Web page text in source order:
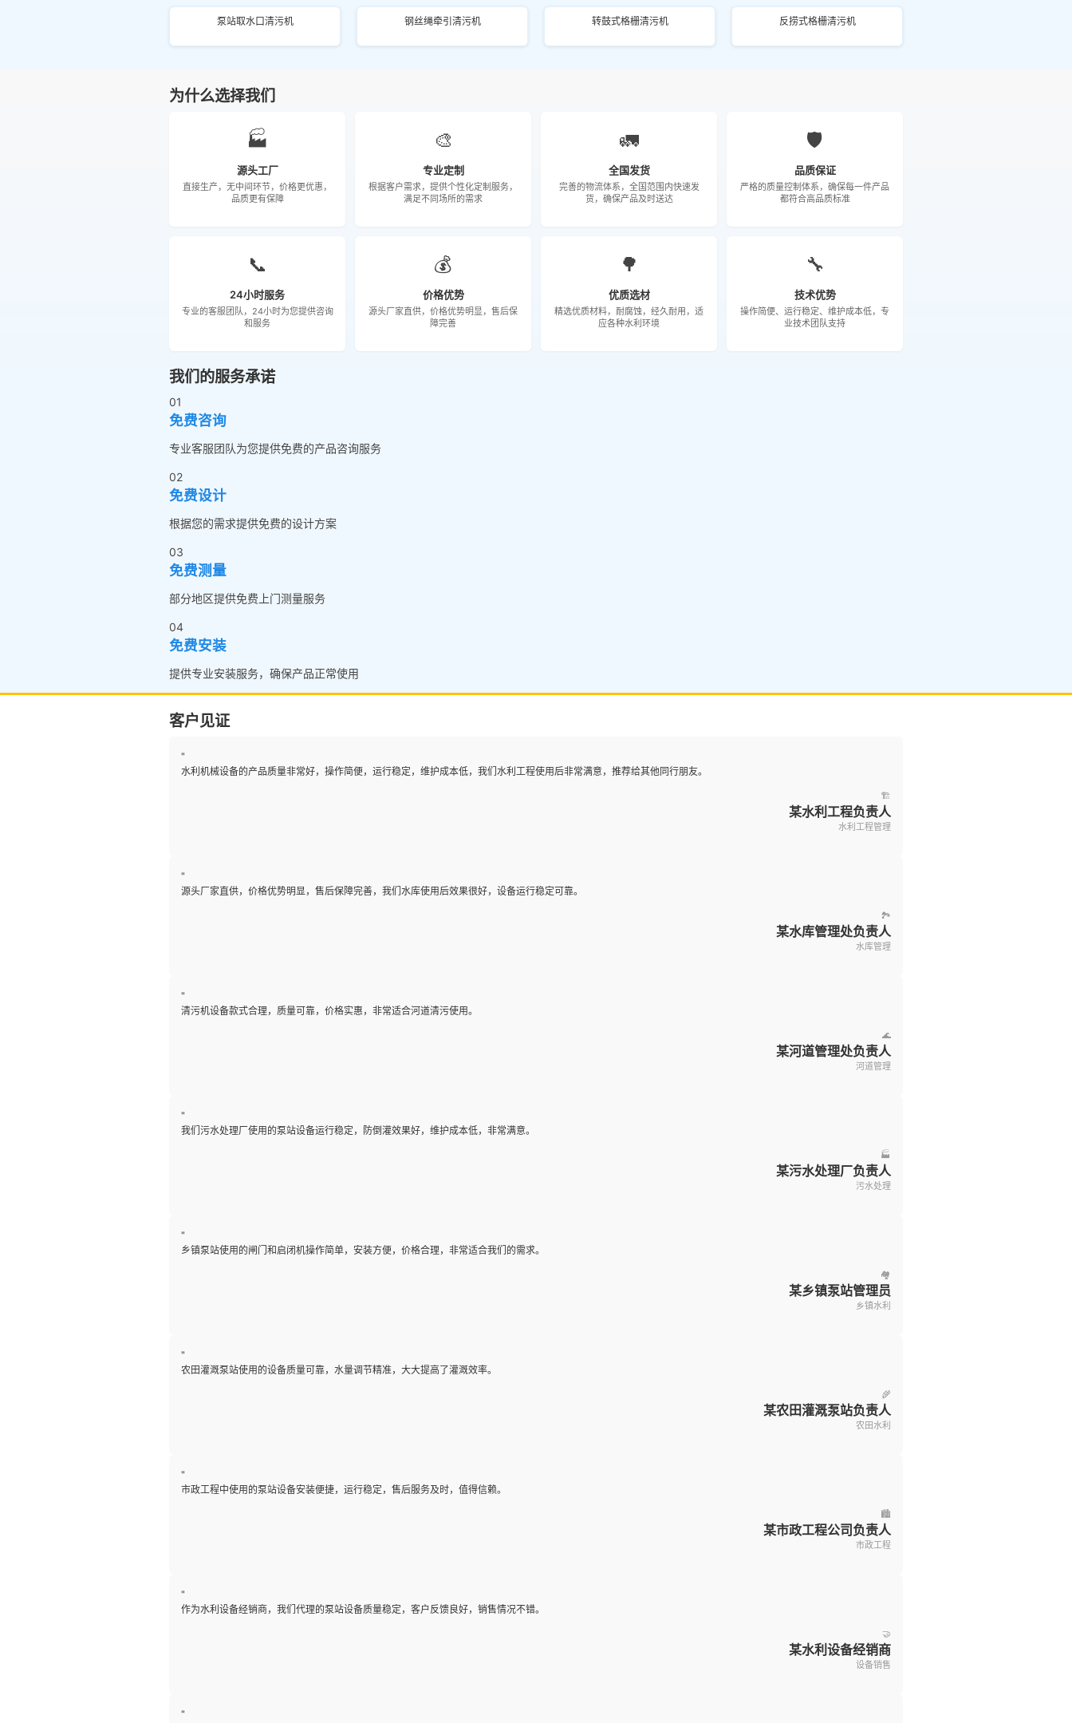
泵站取水口清污机 钢丝绳牵引清污机 转鼓式格栅清污机 反捞式格栅清污机
为什么选择我们
🏭
源头工厂
直接生产，无中间环节，价格更优惠，
品质更有保障
🎨
专业定制
根据客户需求，提供个性化定制服务，
满足不同场所的需求
🚛
全国发货
完善的物流体系，全国范围内快速发
货，确保产品及时送达
🛡️
品质保证
严格的质量控制体系，确保每一件产品
都符合高品质标准
📞
24小时服务
专业的客服团队，24小时为您提供咨询
和服务
💰
价格优势
源头厂家直供，价格优势明显，售后保
障完善
🌳
优质选材
精选优质材料，耐腐蚀，经久耐用，适
应各种水利环境
🔧
技术优势
操作简便、运行稳定、维护成本低，专
业技术团队支持
我们的服务承诺
01
免费咨询
专业客服团队为您提供免费的产品咨询服务
02
免费设计
根据您的需求提供免费的设计方案
03
免费测量
部分地区提供免费上门测量服务
04
免费安装
提供专业安装服务，确保产品正常使用
客户见证
"
水利机械设备的产品质量非常好，操作简便，运行稳定，维护成本低，我们水利工程使用后非常满意，推荐给其他同行朋友。
🏗️
某水利工程负责人
水利工程管理
"
源头厂家直供，价格优势明显，售后保障完善，我们水库使用后效果很好，设备运行稳定可靠。
🏞️
某水库管理处负责人
水库管理
"
清污机设备款式合理，质量可靠，价格实惠，非常适合河道清污使用。
🌊
某河道管理处负责人
河道管理
"
我们污水处理厂使用的泵站设备运行稳定，防倒灌效果好，维护成本低，非常满意。
🏭
某污水处理厂负责人
污水处理
"
乡镇泵站使用的闸门和启闭机操作简单，安装方便，价格合理，非常适合我们的需求。
🏘️
某乡镇泵站管理员
乡镇水利
"
农田灌溉泵站使用的设备质量可靠，水量调节精准，大大提高了灌溉效率。
🌾
某农田灌溉泵站负责人
农田水利
"
市政工程中使用的泵站设备安装便捷，运行稳定，售后服务及时，值得信赖。
🏙️
某市政工程公司负责人
市政工程
"
作为水利设备经销商，我们代理的泵站设备质量稳定，客户反馈良好，销售情况不错。
🤝
某水利设备经销商
设备销售
"